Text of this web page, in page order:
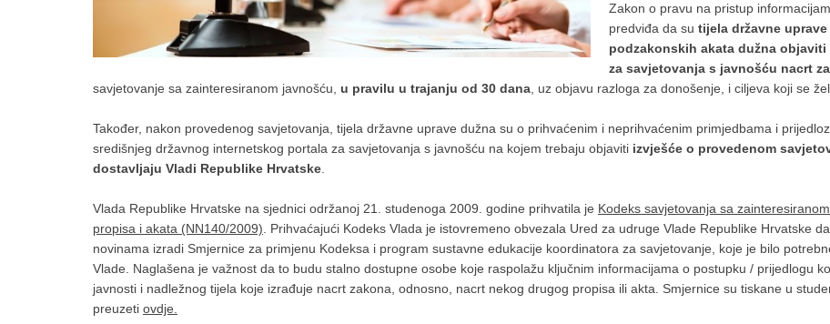
Zakon o pravu na pristup
predviđa da su tijela državne
podzakonskih akata dužna
za savjetovanja s javnošću nacrt
savjetovanje sa zainteresiranom javnošću, u pravilu u trajanju od 30 dana , uz objavu razloga za donošenje, i ciljeva koji se
Također, nakon provedenog savjetovanja, tijela državne uprave dužna su o prihvaćenim i neprihvaćenim primjedbama i
središnjeg državnog internetskog portala za savjetovanja s javnošću na kojem trebaju objaviti izvješće o provedenom
dostavljaju Vladi Republike Hrvatske
Vlada Republike Hrvatske na sjednici održanoj 21. studenoga 2009. godine prihvatila je Kodeks savjetovanja sa
propisa i akata (NN140/2009) . Prihvaćajući Kodeks Vlada je istovremeno obvezala Ured za udruge Vlade Republike Hrvatske
novinama izradi Smjernice za primjenu Kodeksa i program sustavne edukacije koordinatora za savjetovanje, koje je bilo
Vlade. Naglašena je važnost da to budu stalno dostupne osobe koje raspolažu ključnim informacijama o postupku / prijedlogu
javnosti i nadležnog tijela koje izrađuje nacrt zakona, odnosno, nacrt nekog drugog propisa ili akta. Smjernice su tiskane u
preuzeti ovdje